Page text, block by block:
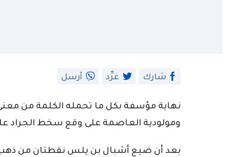
شارك غرِّد أرسل
نهاية مؤسفة بكل ما تحمله الكلمة من
ومولودية العاصمة على وقع سخط الجراد
بعد أن ضيع أشبال بن يلس نقطتان من ذهب